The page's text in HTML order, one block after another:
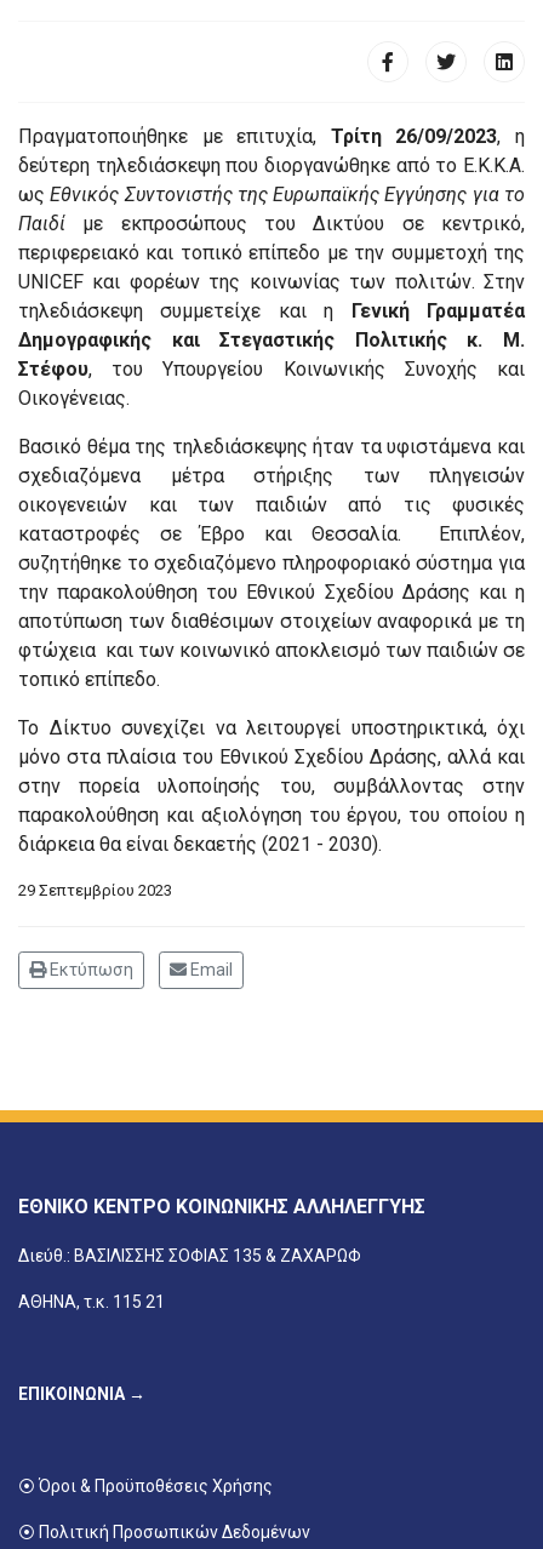
Πραγματοποιήθηκε με επιτυχία, Τρίτη 26/09/2023, η
δεύτερη τηλεδιάσκεψη που διοργανώθηκε από το Ε.Κ.Κ.Α.
ωςΕθνικός Συντονιστής της Ευρωπαϊκής Εγγύησης για το
Παιδί με εκπροσώπους του Δικτύου σε κεντρικό,
περιφερειακό και τοπικό επίπεδο με την συμμετοχή της
UNICEF και φορέων της κοινωνίας των πολιτών. Στην
τηλεδιάσκεψη συμμετείχε και η Γενική Γραμματέα
Δημογραφικής και Στεγαστικής Πολιτικής κ. Μ.
Στέφου, του Υπουργείου Κοινωνικής Συνοχής και
Οικογένειας.
Βασικό θέμα της τηλεδιάσκεψης ήταν τα υφιστάμενα και
σχεδιαζόμενα μέτρα στήριξης των πληγεισών
οικογενειών και των παιδιών από τις φυσικές
καταστροφές σε Έβρο και Θεσσαλία. Επιπλέον,
συζητήθηκε το σχεδιαζόμενο πληροφοριακό σύστημα για
την παρακολούθηση του Εθνικού Σχεδίου Δράσης και η
αποτύπωση των διαθέσιμων στοιχείων αναφορικά με τη
φτώχεια και των κοινωνικό αποκλεισμό των παιδιών σε
τοπικό επίπεδο.
Το Δίκτυο συνεχίζει να λειτουργεί υποστηρικτικά, όχι
μόνο στα πλαίσια του Εθνικού Σχεδίου Δράσης, αλλά και
στην πορεία υλοποίησής του, συμβάλλοντας στην
παρακολούθηση και αξιολόγηση του έργου, του οποίου η
διάρκεια θα είναι δεκαετής (2021 - 2030).
29 Σεπτεμβρίου 2023
Εκτύπωση Email
ΕΘΝΙΚΟ ΚΕΝΤΡΟ ΚΟΙΝΩΝΙΚΗΣ ΑΛΛΗΛΕΓΓΥΗΣ
Διεύθ.: ΒΑΣΙΛΙΣΣΗΣ ΣΟΦΙΑΣ 135 & ΖΑΧΑΡΩΦ
ΑΘΗΝΑ, τ.κ. 115 21
ΕΠΙΚΟΙΝΩΝΙΑ →
⦿ Όροι & Προϋποθέσεις Χρήσης
⦿ Πολιτική Προσωπικών Δεδομένων